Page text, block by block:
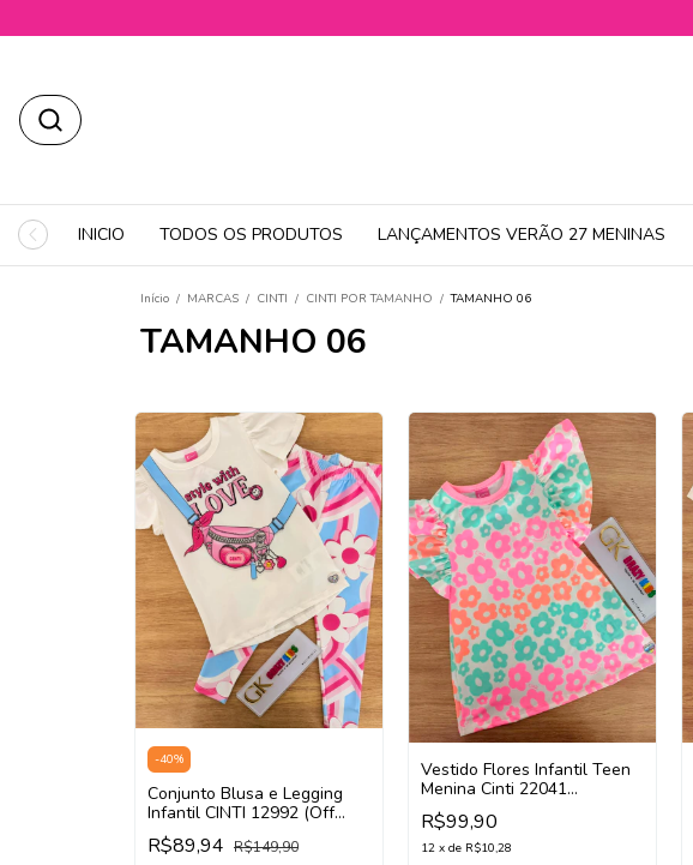
INICIO TODOS OS PRODUTOS LANÇAMENTOS VERÃO 27 MENINAS
Início / MARCAS / CINTI / CINTI POR TAMANHO / TAMANHO 06
TAMANHO 06
-40%
Conjunto Blusa e Legging
Infantil CINTI 12992 (Off
White /Rosa)
R$89,94 R$149,90
Vestido Flores Infantil Teen
Menina Cinti 22041
(Rosa/Off White/Verde)
R$99,90
12 x de R$10,28